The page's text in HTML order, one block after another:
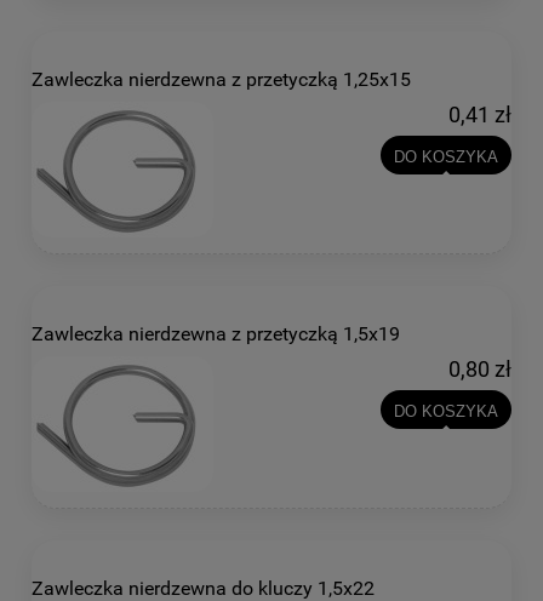
Zawleczka nierdzewna z przetyczką 1,25x15
0,41 zł
DO KOSZYKA
Zawleczka nierdzewna z przetyczką 1,5x19
0,80 zł
DO KOSZYKA
Zawleczka nierdzewna do kluczy 1,5x22